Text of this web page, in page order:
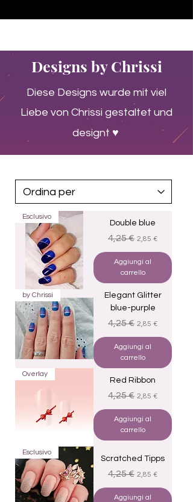
Designs by Chrissi
Diese Designs wurde mit viel
Liebe von Chrissi gestaltet und
designt ♥
Esclusivo
Double blue
Prezzo regolare
4,25 € Prezzo scontato
2,85 €
Aggiungi al
carrello
by Chrissi
Elegant Glitter
blue-purple
Prezzo regolare
4,25 € Prezzo scontato
2,85 €
Aggiungi al
carrello
Overlay
Red Ribbon
Prezzo regolare
4,25 € Prezzo scontato
2,85 €
Aggiungi al
carrello
Esclusivo
Scratched Tipps
Prezzo regolare
4,25 € Prezzo scontato
2,85 €
Aggiungi al